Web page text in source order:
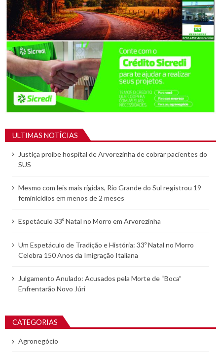
ULTIMAS NOTÍCIAS
Justiça proíbe hospital de Arvorezinha de cobrar pacientes do
SUS
Mesmo com leis mais rígidas, Rio Grande do Sul registrou 19
feminicídios em menos de 2 meses
Espetáculo 33º Natal no Morro em Arvorezinha
Um Espetáculo de Tradição e História: 33º Natal no Morro
Celebra 150 Anos da Imigração Italiana
Julgamento Anulado: Acusados pela Morte de “Boca”
Enfrentarão Novo Júri
CATEGORIAS
Agronegócio